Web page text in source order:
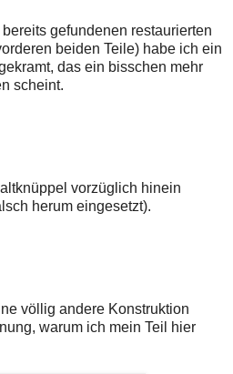
gefundenen restaurierten
beiden Teile) habe ich ein
das ein bisschen mehr
scheint.
vorzüglich hinein
herum eingesetzt).
völlig andere Konstruktion
warum ich mein Teil hier